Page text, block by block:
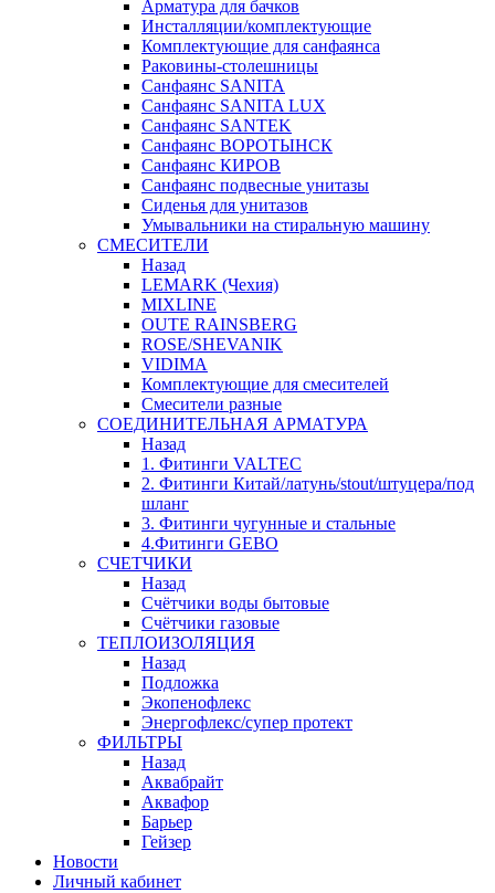
Арматура для бачков
Инсталляции/комплектующие
Комплектующие для санфаянса
Раковины-столешницы
Санфаянс SANITA
Санфаянс SANITA LUX
Санфаянс SANTEK
Санфаянс ВОРОТЫНСК
Санфаянс КИРОВ
Санфаянс подвесные унитазы
Сиденья для унитазов
Умывальники на стиральную машину
СМЕСИТЕЛИ
Назад
LEMARK (Чехия)
MIXLINE
OUTE RAINSBERG
ROSE/SHEVANIK
VIDIMA
Комплектующие для смесителей
Смесители разные
СОЕДИНИТЕЛЬНАЯ АРМАТУРА
Назад
1. Фитинги VALTEC
2. Фитинги Китай/латунь/stout/штуцера/под
шланг
3. Фитинги чугунные и стальные
4.Фитинги GEBO
СЧЕТЧИКИ
Назад
Счётчики воды бытовые
Счётчики газовые
ТЕПЛОИЗОЛЯЦИЯ
Назад
Подложка
Экопенофлекс
Энергофлекс/супер протект
ФИЛЬТРЫ
Назад
Аквабрайт
Аквафор
Барьер
Гейзер
Новости
Личный кабинет